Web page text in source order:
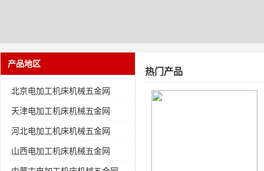
产品地区
北京电加工机床机械五金网
天津电加工机床机械五金网
河北电加工机床机械五金网
山西电加工机床机械五金网
热门产品